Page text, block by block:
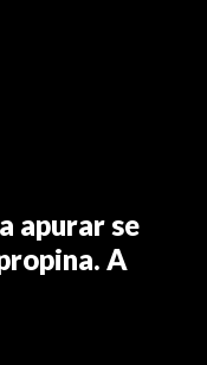
apurar se
A